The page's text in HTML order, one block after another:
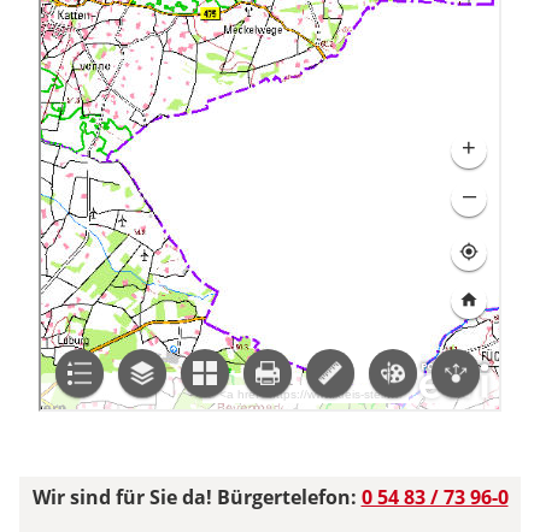
Wir sind für Sie da! Bürgertelefon: 0 54 83 / 73 96-0